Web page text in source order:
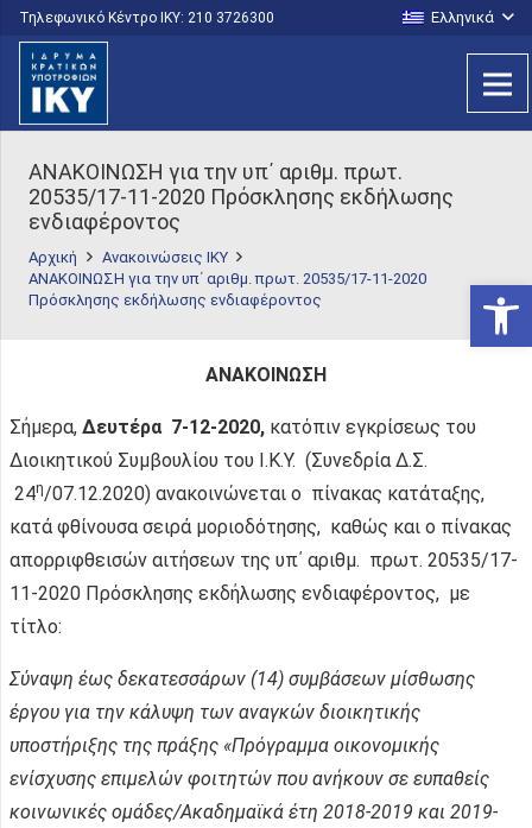
Τηλεφωνικό Κέντρο IKY: 210 3726300 Ελληνικά
ΑΝΑΚΟΙΝΩΣΗ για την υπ΄ αριθμ. πρωτ.
20535/17-11-2020 Πρόσκλησης εκδήλωσης
ενδιαφέροντος
Αρχική
Ανακοινώσεις ΙΚΥ
ΑΝΑΚΟΙΝΩΣΗ για την υπ΄ αριθμ. πρωτ. 20535/17-11-2020
Πρόσκλησης εκδήλωσης ενδιαφέροντος
ΑΝΑΚΟΙΝΩΣΗ
Σήμερα, Δευτέρα 7-12-2020, κατόπιν εγκρίσεως του
Διοικητικού Συμβουλίου του Ι.Κ.Υ. (Συνεδρία Δ.Σ.
24η/07.12.2020) ανακοινώνεται ο πίνακας κατάταξης,
κατά φθίνουσα σειρά μοριοδότησης, καθώς και ο πίνακας
απορριφθεισών αιτήσεων της υπ΄ αριθμ. πρωτ. 20535/17-
11-2020 Πρόσκλησης εκδήλωσης ενδιαφέροντος, με
τίτλο:
Σύναψη έως δεκατεσσάρων (14) συμβάσεων μίσθωσης
έργου για την κάλυψη των αναγκών διοικητικής
υποστήριξης της πράξης «Πρόγραμμα οικονομικής
ενίσχυσης επιμελών φοιτητών που ανήκουν σε ευπαθείς
κοινωνικές ομάδες/Ακαδημαϊκά έτη 2018-2019 και 2019-